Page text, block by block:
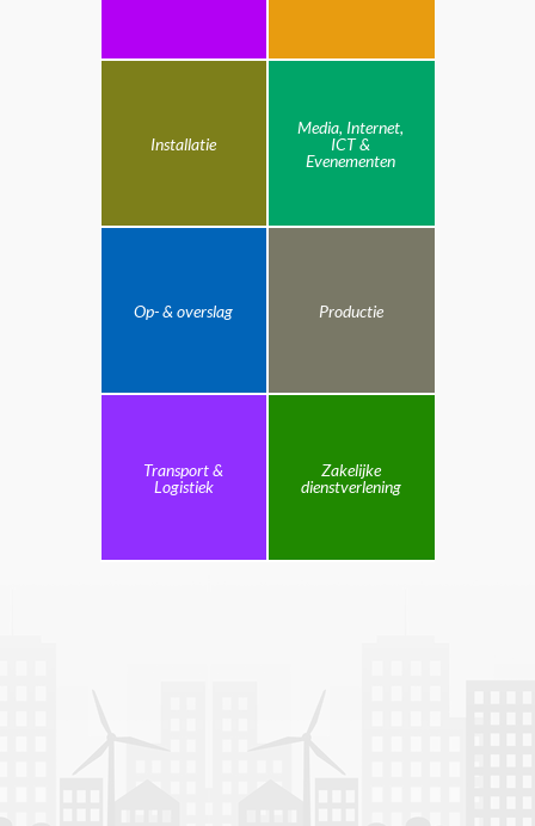
Installatie
Media, Internet,
ICT &
Evenementen
Op- & overslag Productie
Transport &
Logistiek
Zakelijke
dienstverlening